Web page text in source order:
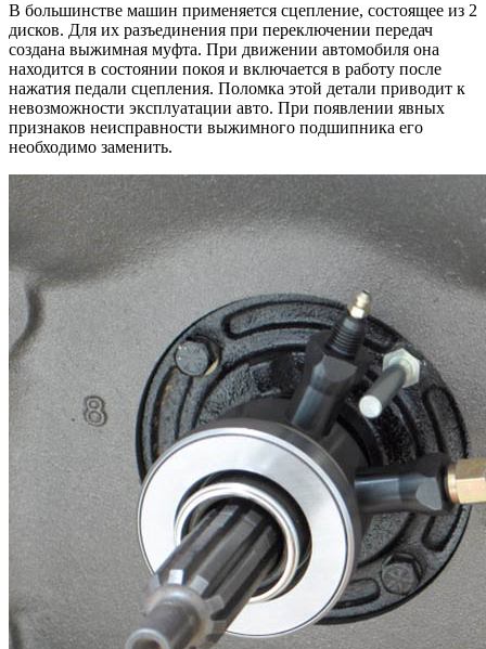
В большинстве машин применяется сцепление, состоящее из 2
дисков. Для их разъединения при переключении передач
создана выжимная муфта. При движении автомобиля она
находится в состоянии покоя и включается в работу после
нажатия педали сцепления. Поломка этой детали приводит к
невозможности эксплуатации авто. При появлении явных
признаков неисправности выжимного подшипника его
необходимо заменить.